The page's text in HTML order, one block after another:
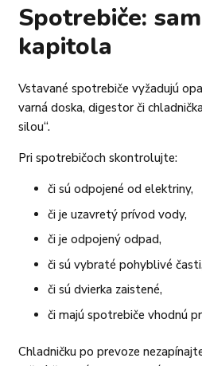
Spotrebiče:
kapitola
Vstavané spotrebiče vyžadujú
varná doska, digestor či
silou“.
Pri spotrebičoch skontrolujte:
či sú odpojené od elektriny,
či je uzavretý prívod vody,
či je odpojený odpad,
či sú vybraté pohyblivé časti,
či sú dvierka zaistené,
či majú spotrebiče vhodnú
Chladničku po prevoze